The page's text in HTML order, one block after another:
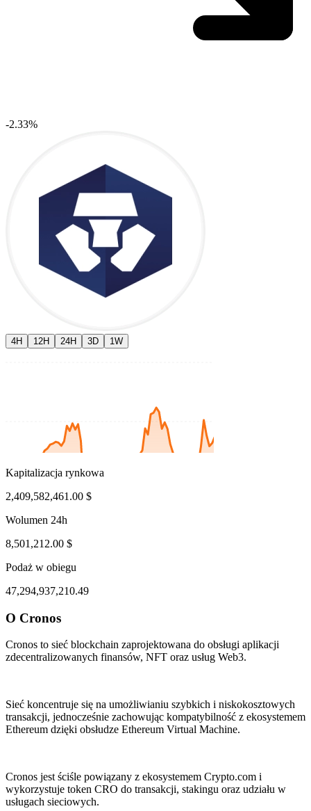
-2.33%
4H 12H 24H 3D 1W
31, 10:00 PM
Kapitalizacja rynkowa
2,409,582,461.00 $
Wolumen 24h
8,501,212.00 $
Podaż w obiegu
47,294,937,210.49
O Cronos
Cronos to sieć blockchain zaprojektowana do obsługi aplikacji
zdecentralizowanych finansów, NFT oraz usług Web3.
Sieć koncentruje się na umożliwianiu szybkich i niskokosztowych
transakcji, jednocześnie zachowując kompatybilność z ekosystemem
Ethereum dzięki obsłudze Ethereum Virtual Machine.
Cronos jest ściśle powiązany z ekosystemem Crypto.com i
wykorzystuje token CRO do transakcji, stakingu oraz udziału w
usługach sieciowych.